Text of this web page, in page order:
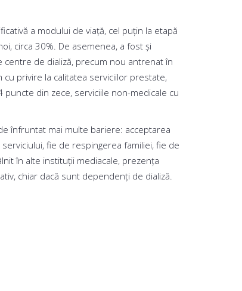
a modului de viaţă, cel puţin la etapă
circa 30%. De asemenea, a fost şi
de dializă, precum nou antrenat în
privire la calitatea serviciilor prestate,
din zece, serviciile non-medicale cu
înfruntat mai multe bariere: acceptarea
fie de respingerea familiei, fie de
în alte instituții mediacale, prezența
chiar dacă sunt dependenți de dializă.